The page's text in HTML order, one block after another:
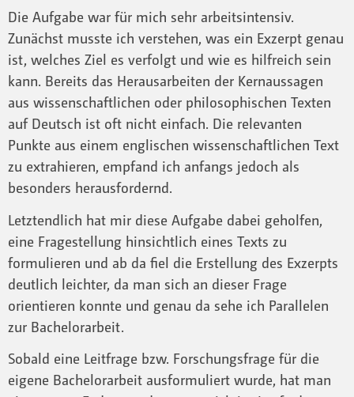
Die Aufgabe war für mich sehr arbeitsintensiv.
Zunächst musste ich verstehen, was ein Exzerpt genau
ist, welches Ziel es verfolgt und wie es hilfreich sein
kann. Bereits das Herausarbeiten der Kernaussagen
aus wissenschaftlichen oder philosophischen Texten
auf Deutsch ist oft nicht einfach. Die relevanten
Punkte aus einem englischen wissenschaftlichen Text
zu extrahieren, empfand ich anfangs jedoch als
besonders herausfordernd.
Letztendlich hat mir diese Aufgabe dabei geholfen,
eine Fragestellung hinsichtlich eines Texts zu
formulieren und ab da fiel die Erstellung des Exzerpts
deutlich leichter, da man sich an dieser Frage
orientieren konnte und genau da sehe ich Parallelen
zur Bachelorarbeit.
Sobald eine Leitfrage bzw. Forschungsfrage für die
eigene Bachelorarbeit ausformuliert wurde, hat man